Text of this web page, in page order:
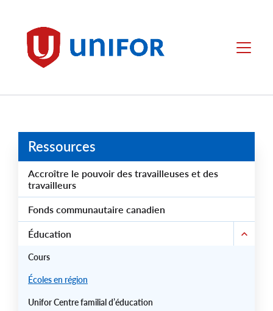
Unifor Menu
Ressources
Accroître le pouvoir des travailleuses et des
travailleurs
Fonds communautaire canadien
Éducation
Cours
Écoles en région
Unifor Centre familial d’éducation